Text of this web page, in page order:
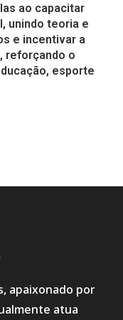
ao capacitar
unindo teoria e
e incentivar a
reforçando o
esporte
apaixonado por
atua